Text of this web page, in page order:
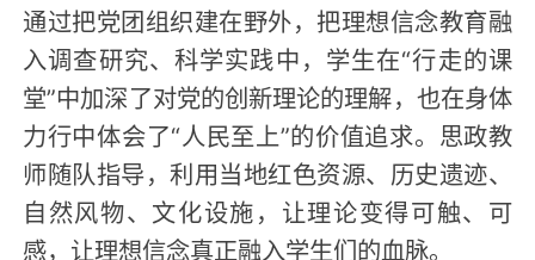
通过把党团组织建在野外，把理想信念教育融
入调查研究、科学实践中，学生在“行走的课
堂”中加深了对党的创新理论的理解，也在身体
力行中体会了“人民至上”的价值追求。思政教
师随队指导，利用当地红色资源、历史遗迹、
自然风物、文化设施，让理论变得可触、可
感，让理想信念真正融入学生们的血脉。